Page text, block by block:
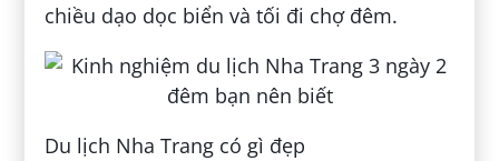
chiều dạo dọc biển và tối đi chợ đêm.
Du lịch Nha Trang có gì đẹp